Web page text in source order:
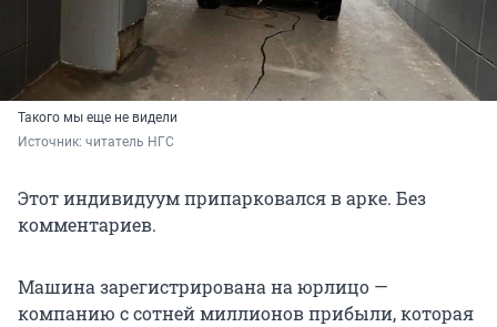
Такого мы еще не видели
Источник: читатель НГС
Этот индивидуум припарковался в арке. Без
комментариев.
Машина зарегистрирована на юрлицо —
компанию с сотней миллионов прибыли, которая